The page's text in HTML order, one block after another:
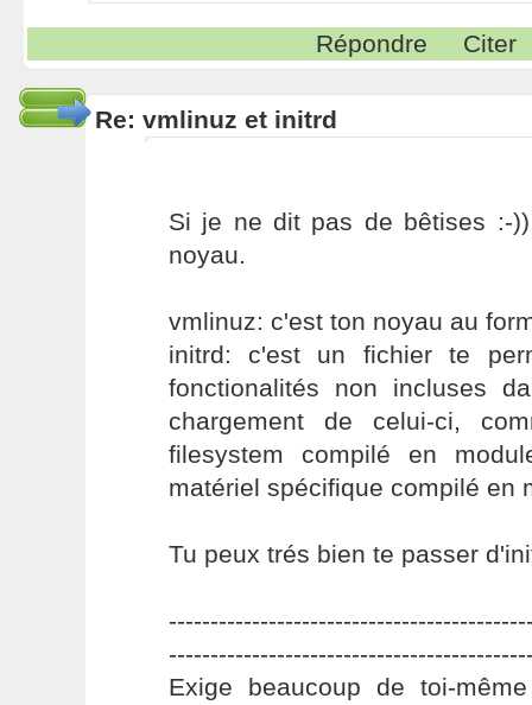
Répondre Citer
Re: vmlinuz et initrd
Si je ne dit pas de bêtises :-
noyau.
vmlinuz: c'est ton noyau au
initrd: c'est un fichier te
fonctionalités non incluses
chargement de celui-ci,
filesystem compilé en
matériel spécifique compilé en
Tu peux trés bien te passer
Exige beaucoup de toi-